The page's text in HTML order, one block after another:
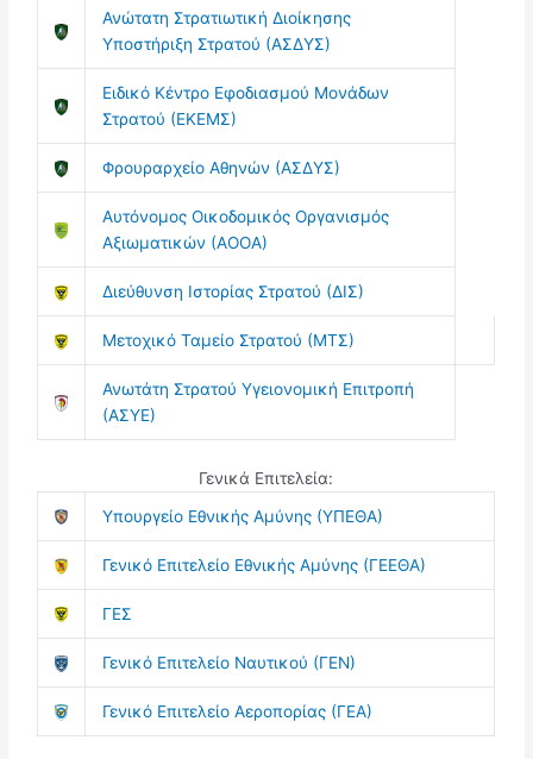
Ανώτατη Στρατιωτική Διοίκησης
Υποστήριξη Στρατού (ΑΣΔΥΣ)
Ειδικό Κέντρο Εφοδιασμού Μονάδων
Στρατού (ΕΚΕΜΣ)
Φρουραρχείο Αθηνών (ΑΣΔΥΣ)
Αυτόνομος Οικοδομικός Οργανισμός
Αξιωματικών (ΑΟΟΑ)
Διεύθυνση Ιστορίας Στρατού (ΔΙΣ)
Μετοχικό Ταμείο Στρατού (ΜΤΣ)
Ανωτάτη Στρατού Υγειονομική Επιτροπή
(ΑΣΥΕ)
Γενικά Επιτελεία:
Υπουργείο Εθνικής Αμύνης (ΥΠΕΘΑ)
Γενικό Επιτελείο Εθνικής Αμύνης (ΓΕΕΘΑ)
ΓΕΣ
Γενικό Επιτελείο Ναυτικού (ΓΕΝ)
Γενικό Επιτελείο Αεροπορίας (ΓΕΑ)